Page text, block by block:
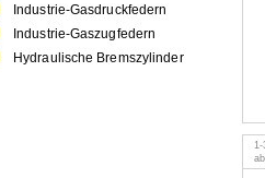
Industrie-Gasdruckfedern
Industrie-Gaszugfedern
Hydraulische Bremszylinder
1-
ab